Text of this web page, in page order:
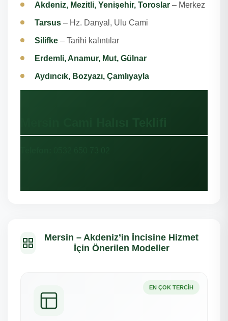
Akdeniz, Mezitli, Yenişehir, Toroslar – Merkez
Tarsus – Hz. Danyal, Ulu Cami
Silifke – Tarihi kalıntılar
Erdemli, Anamur, Mut, Gülnar
Aydıncık, Bozyazı, Çamlıyayla
Mersin – Akdeniz’in İncisine Hizmet
İçin Önerilen Modeller
EN ÇOK TERCIH